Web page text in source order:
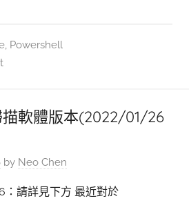
, Powershell
描軟體版本(2022/01/26
by Neo Chen
請詳見下方 最近對於